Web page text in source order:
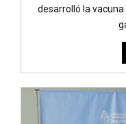
desarrolló la vacuna